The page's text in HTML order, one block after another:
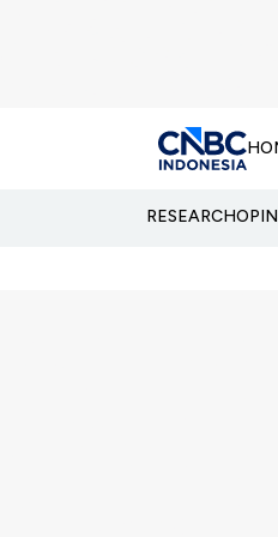
RESEARCH